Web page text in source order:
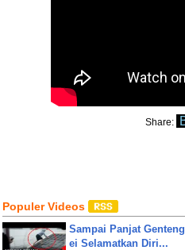
Share:
Populer Videos
Sampai Panjat
ei Selamatkan Diri...